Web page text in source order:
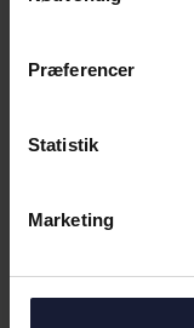
Præferencer
Statistik
Marketing
04.08.2026
UDSOLGT